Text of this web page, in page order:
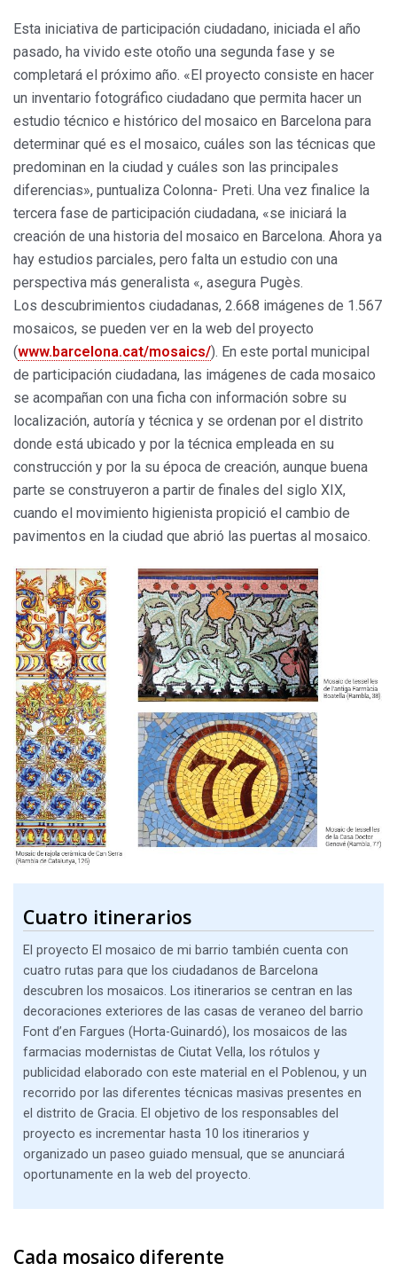
Esta iniciativa de participación ciudadano, iniciada el año
pasado, ha vivido este otoño una segunda fase y se
completará el próximo año. «El proyecto consiste en hacer
un inventario fotográfico ciudadano que permita hacer un
estudio técnico e histórico del mosaico en Barcelona para
determinar qué es el mosaico, cuáles son las técnicas que
predominan en la ciudad y cuáles son las principales
diferencias», puntualiza Colonna- Preti. Una vez finalice la
tercera fase de participación ciudadana, «se iniciará la
creación de una historia del mosaico en Barcelona. Ahora ya
hay estudios parciales, pero falta un estudio con una
perspectiva más generalista «, asegura Pugès.
Los descubrimientos ciudadanas, 2.668 imágenes de 1.567
mosaicos, se pueden ver en la web del proyecto
(www.barcelona.cat/mosaics/). En este portal municipal
de participación ciudadana, las imágenes de cada mosaico
se acompañan con una ficha con información sobre su
localización, autoría y técnica y se ordenan por el distrito
donde está ubicado y por la técnica empleada en su
construcción y por la su época de creación, aunque buena
parte se construyeron a partir de finales del siglo XIX,
cuando el movimiento higienista propició el cambio de
pavimentos en la ciudad que abrió las puertas al mosaico.
Cuatro itinerarios
El proyecto El mosaico de mi barrio también cuenta con
cuatro rutas para que los ciudadanos de Barcelona
descubren los mosaicos. Los itinerarios se centran en las
decoraciones exteriores de las casas de veraneo del barrio
Font d’en Fargues (Horta-Guinardó), los mosaicos de las
farmacias modernistas de Ciutat Vella, los rótulos y
publicidad elaborado con este material en el Poblenou, y un
recorrido por las diferentes técnicas masivas presentes en
el distrito de Gracia. El objetivo de los responsables del
proyecto es incrementar hasta 10 los itinerarios y
organizado un paseo guiado mensual, que se anunciará
oportunamente en la web del proyecto.
Cada mosaico diferente